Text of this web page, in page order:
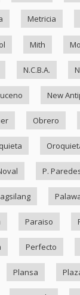
Metricia
Mith
N.C.B.A.
New
Obrero
P.
Paraiso
Perfecto
Plansa